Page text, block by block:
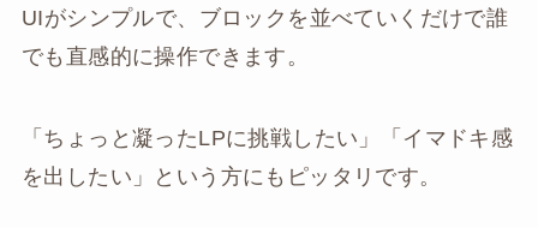
UIがシンプルで、ブロックを並べていくだけで誰
でも直感的に操作できます。
「ちょっと凝ったLPに挑戦したい」「イマドキ感
を出したい」という方にもピッタリです。